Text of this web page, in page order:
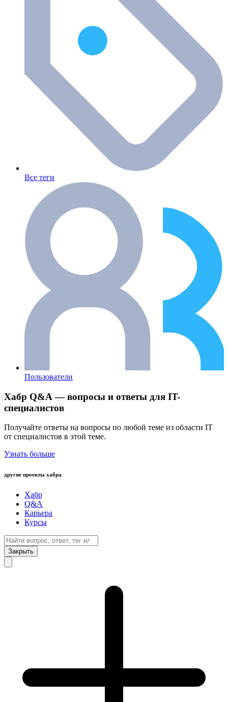
Все теги
Пользователи
Хабр Q&A — вопросы и ответы для IT-
специалистов
Получайте ответы на вопросы по любой теме из области IT
от специалистов в этой теме.
Узнать больше
другие проекты хабра
Хабр
Q&A
Карьера
Курсы
Закрыть